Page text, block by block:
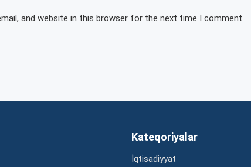
and website in this browser for the next time I comment.
Kateqoriyalar
İqtisadiyyat